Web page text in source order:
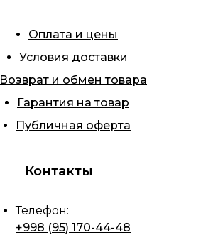
Оплата и цены
Условия доставки
Возврат и обмен товара
Гарантия на товар
Публичная оферта
Контакты
Телефон:
+998 (95) 170-44-48